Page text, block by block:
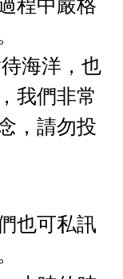
程中嚴格
海洋，也
我們非常
，請勿投
也可私訊